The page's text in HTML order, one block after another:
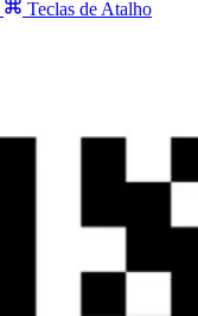
Teclas de Atalho